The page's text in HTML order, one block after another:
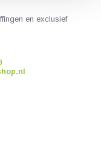
en exclusief